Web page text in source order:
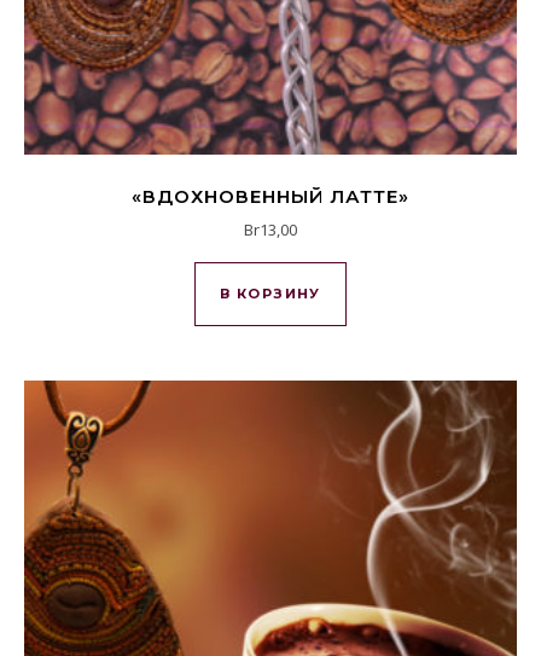
«ВДОХНОВЕННЫЙ ЛАТТЕ»
Br13,00
В КОРЗИНУ